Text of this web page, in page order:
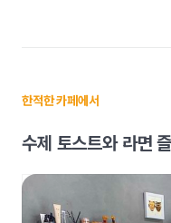
한적한 카페에서
수제 토스트와 라면